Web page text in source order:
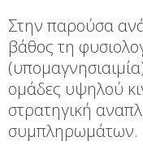
Στην παρούσα
βάθος τη
ομάδες υψηλού
στρατηγική
συμπληρωμάτων.